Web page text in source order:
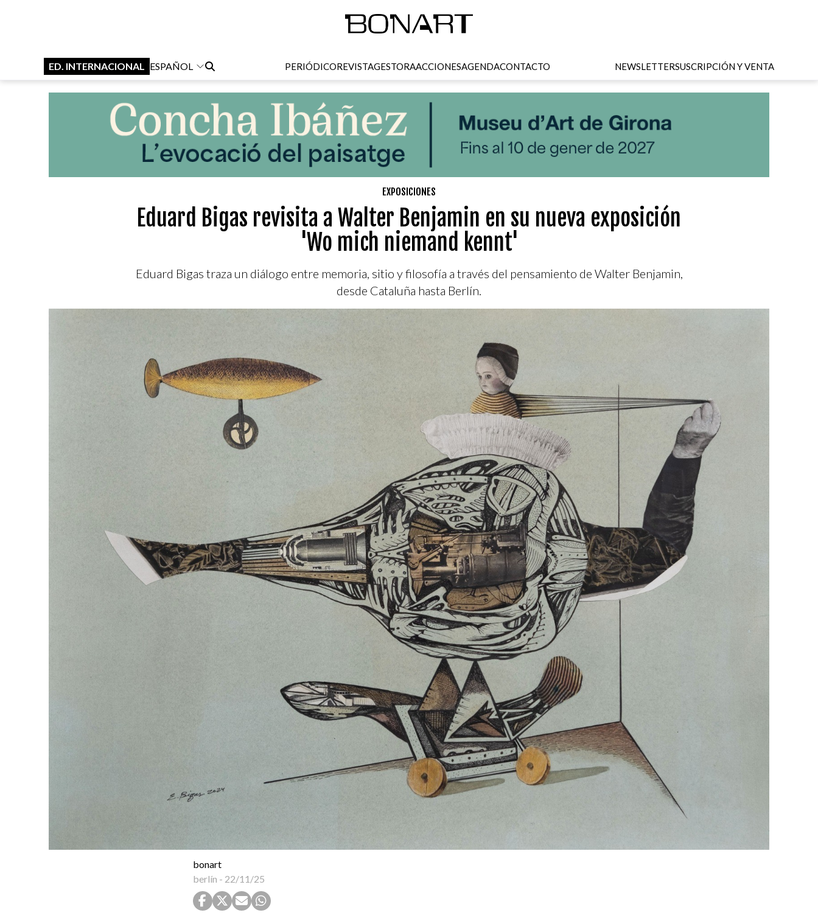
ED. INTERNACIONAL ESPAÑOL PERIÓDICOREVISTAGESTORAACCIONESAGENDACONTACTO NEWSLETTERSUSCRIPCIÓN Y VENTA
EXPOSICIONES
Eduard Bigas revisita a Walter Benjamin en su nueva exposición
'Wo mich niemand kennt'
Eduard Bigas traza un diálogo entre memoria, sitio y filosofía a través del pensamiento de Walter Benjamin,
desde Cataluña hasta Berlín.
bonart
berlín - 22/11/25